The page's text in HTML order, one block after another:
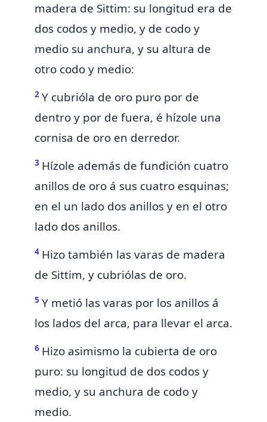
madera de Sittim: su longitud era de
dos codos y medio, y de codo y
medio su anchura, y su altura de
otro codo y medio:
2 Y cubrióla de oro puro por de
dentro y por de fuera, é hízole una
cornisa de oro en derredor.
3 Hízole además de fundición cuatro
anillos de oro á sus cuatro esquinas;
en el un lado dos anillos y en el otro
lado dos anillos.
4 Hizo también las varas de madera
de Sittim, y cubriólas de oro.
5 Y metió las varas por los anillos á
los lados del arca, para llevar el arca.
6 Hizo asimismo la cubierta de oro
puro: su longitud de dos codos y
medio, y su anchura de codo y
medio.